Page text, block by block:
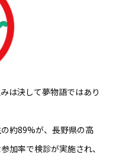
は決して夢物語ではあり
約89%が、長野県の高
加率で検診が実施され、